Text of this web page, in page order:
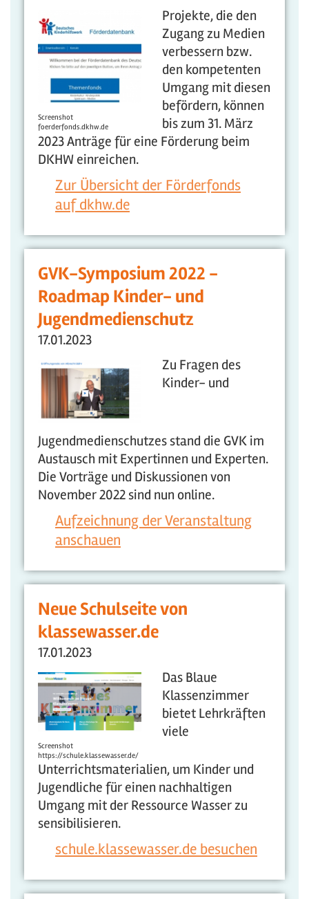
Screenshot
foerderfonds.dkhw.de
Projekte, die den
Zugang zu Medien
verbessern bzw.
den kompetenten
Umgang mit diesen
befördern, können
bis zum 31. März
2023 Anträge für eine Förderung beim
DKHW einreichen.
Zur Übersicht der Förderfonds
auf dkhw.de
GVK-Symposium 2022 -
Roadmap Kinder- und
Jugendmedienschutz
17.01.2023
Zu Fragen des
Kinder- und
Jugendmedienschutzes stand die GVK im
Austausch mit Expertinnen und Experten.
Die Vorträge und Diskussionen von
November 2022 sind nun online.
Aufzeichnung der Veranstaltung
anschauen
Neue Schulseite von
klassewasser.de
17.01.2023
Screenshot
https://schule.klassewasser.de/
Das Blaue
Klassenzimmer
bietet Lehrkräften
viele
Unterrichtsmaterialien, um Kinder und
Jugendliche für einen nachhaltigen
Umgang mit der Ressource Wasser zu
sensibilisieren.
schule.klassewasser.de besuchen